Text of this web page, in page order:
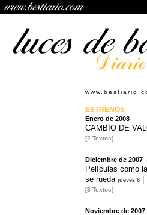
ESTRENOS
Enero de 2008
CAMBIO DE
[2 Textos]
Diciembre de 2007
Películas como
se rueda jueves 6
[3 Textos]
Noviembre de 2007